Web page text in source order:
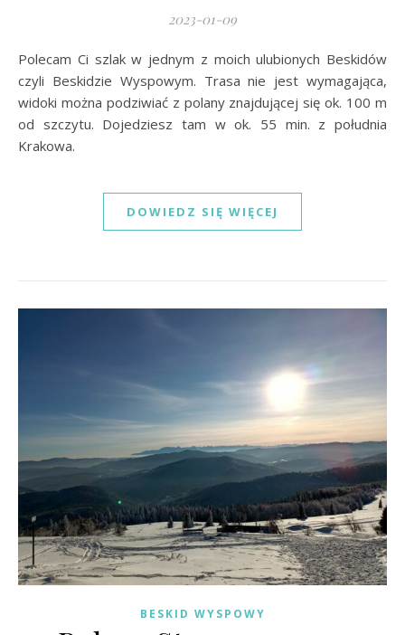
2023-01-09
Polecam Ci szlak w jednym z moich ulubionych Beskidów
czyli Beskidzie Wyspowym. Trasa nie jest wymagająca,
widoki można podziwiać z polany znajdującej się ok. 100 m
od szczytu. Dojedziesz tam w ok. 55 min. z południa
Krakowa.
DOWIEDZ SIĘ WIĘCEJ
BESKID WYSPOWY